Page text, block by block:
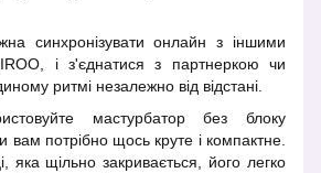
синхронізувати онлайн з іншими
і з'єднатися з партнеркою чи
ритмі незалежно від відстані.
мастурбатор без блоку
вам потрібно щось круте і компактне.
яка щільно закривається, його легко